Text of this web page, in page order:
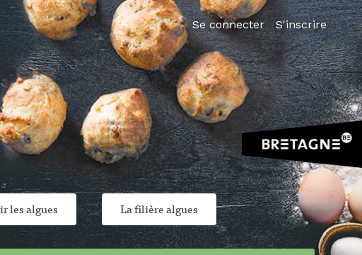
Se connecter S'inscrire
les algues La filière algues